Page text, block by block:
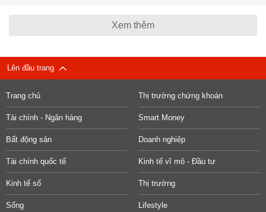
Xem thêm
Lên đầu trang
Trang chủ Thị trường chứng khoán
Tài chính - Ngân hàng Smart Money
Bất động sản Doanh nghiệp
Tài chính quốc tế Kinh tế vĩ mô - Đầu tư
Kinh tế số Thị trường
Sống Lifestyle